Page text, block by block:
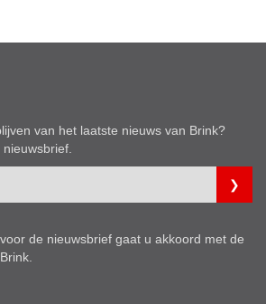
van het laatste nieuws van Brink?
de nieuwsbrief gaat u akkoord met de